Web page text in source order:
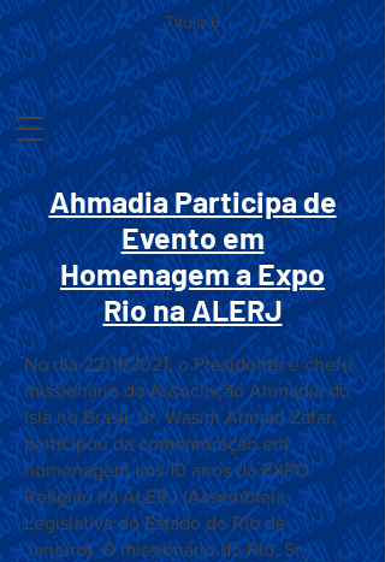
Título 6
Ahmadia Participa de
Evento em
Homenagem a Expo
Rio na ALERJ
No dia 22/11/2021, o Presidente e chefe
missionário da Associação Ahmadia do
Islã no Brasil, Sr. Wasim Ahmad Zafar,
participou da comemoração em
homenagem aos 10 anos da EXPO
Religião na ALERJ (Assembleia
Legislativa do Estado do Rio de
Janeiro). O missionário do Rio, Sr.